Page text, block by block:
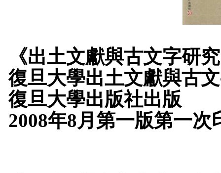
《出土文獻與古文字研
復旦大學出土文獻與古
復旦大學出版社出版
2008年8月第一版第一次